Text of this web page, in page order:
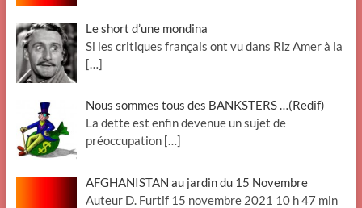
Le short d’une mondina
Si les critiques français ont vu dans Riz Amer à la
[…]
Nous sommes tous des BANKSTERS …(Redif)
La dette est enfin devenue un sujet de
préoccupation […]
AFGHANISTAN au jardin du 15 Novembre
Auteur D. Furtif 15 novembre 2021 10 h 47 min